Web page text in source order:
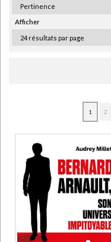
Classiques scolaires
Ecologie - Environnement
Afficher
Thierry, Vincent (73)
Perrot, Michelle (49)
Matabosch, Raymond (24)
Zola, Emile (24)
Bellemare, Pierre (23)
Fraisse, Geneviève (23)
1 2